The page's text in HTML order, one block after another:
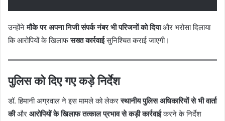
उन्होंनेमौके पर अपना निजी संपर्क नंबर भी परिजनों को दियाऔर भरोसा दिलाया
कि आरोपियों के खिलाफसख्त कार्रवाईसुनिश्चित कराई जाएगी।
पुलिस को दिए गए कड़े निर्देश
डॉ. हिमानी अग्रवाल ने इस मामले को लेकरस्थानीय पुलिस अधिकारियों से भी वार्ता
कीऔर आरोपियों के खिलाफ तत्काल प्रभाव से कड़ी कार्रवाईकरने के निर्देश